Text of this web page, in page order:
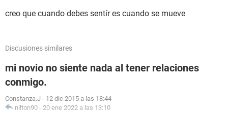
creo que cuando debes sentír es cuando se mueve
Discusiones similares
mi novio no siente nada al tener relaciones
conmigo.
Constanza.J - 12 dic 2015 a las 18:44
nilton90 - 20 ene 2022 a las 13:10